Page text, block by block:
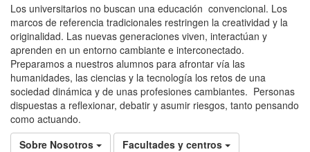
Los universitarios no buscan una educación convencional. Los
marcos de referencia tradicionales restringen la creatividad y la
originalidad. Las nuevas generaciones viven, interactúan y
aprenden en un entorno cambiante e interconectado.
Preparamos a nuestros alumnos para afrontar vía las
humanidades, las ciencias y la tecnología los retos de una
sociedad dinámica y de unas profesiones cambiantes. Personas
dispuestas a reflexionar, debatir y asumir riesgos, tanto pensando
como actuando.
Sobre Nosotros
Facultades y centros